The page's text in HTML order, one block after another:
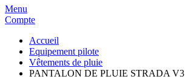
Menu
Compte
Accueil
Equipement pilote
Vêtements de pluie
PANTALON DE PLUIE STRADA V3